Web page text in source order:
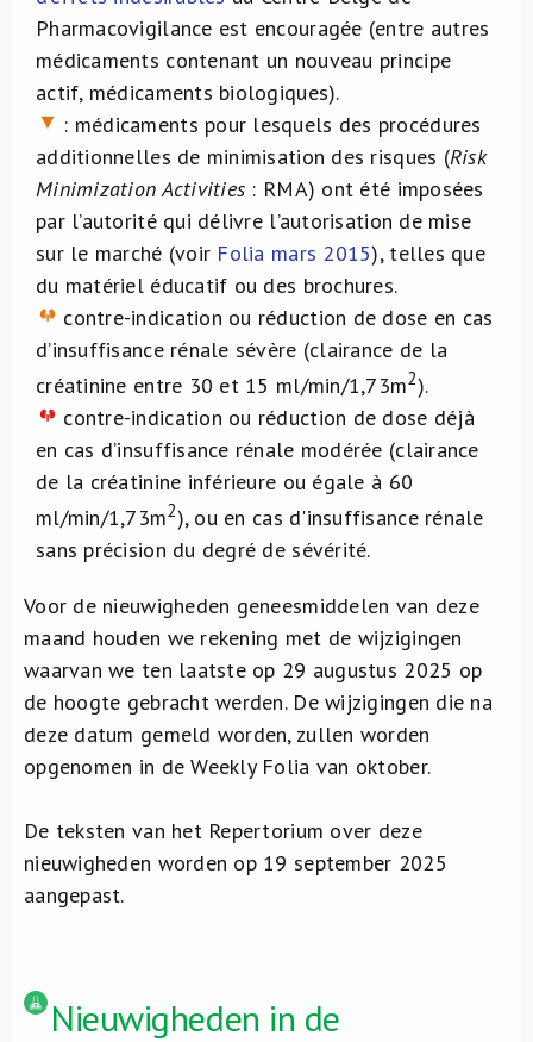
Pharmacovigilance est encouragée (entre autres
médicaments contenant un nouveau principe
actif, médicaments biologiques).
: médicaments pour lesquels des procédures
additionnelles de minimisation des risques (Risk
Minimization Activities : RMA) ont été imposées
par l’autorité qui délivre l’autorisation de mise
sur le marché (voir Folia mars 2015), telles que
du matériel éducatif ou des brochures.
contre-indication ou réduction de dose en cas
d’insuffisance rénale sévère (clairance de la
créatinine entre 30 et 15 ml/min/1,73m2).
contre-indication ou réduction de dose déjà
en cas d’insuffisance rénale modérée (clairance
de la créatinine inférieure ou égale à 60
ml/min/1,73m2), ou en cas d'insuffisance rénale
sans précision du degré de sévérité.
Voor de nieuwigheden geneesmiddelen van deze
maand houden we rekening met de wijzigingen
waarvan we ten laatste op 29 augustus 2025 op
de hoogte gebracht werden. De wijzigingen die na
deze datum gemeld worden, zullen worden
opgenomen in de Weekly Folia van oktober.
De teksten van het Repertorium over deze
nieuwigheden worden op 19 september 2025
aangepast.
Nieuwigheden in de